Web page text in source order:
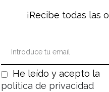
¡Recibe todas las
He leído y acepto la
política de privacidad